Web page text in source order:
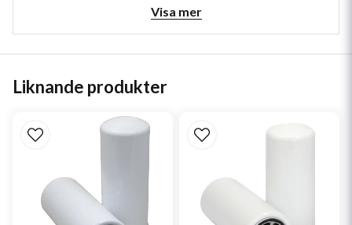
ISO 5011
Style
Media Brand Ultra-Web®
Media Type Ultra-Web Nanofiber
Visa mer
Liknande produkter